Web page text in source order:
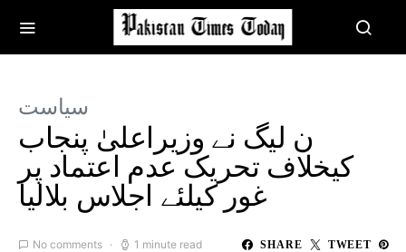
سیاست
ن لیگ نے وزیراعلیٰ پنجاب
کیخلاف تحریک عدم اعتماد پر
غور کیلئے اجلاس بلالیا
No comments 1 minute read SHARE TWEET